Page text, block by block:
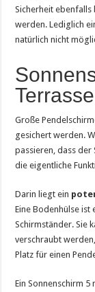
Sicherheit
werden. Lediglich
natürlich nicht
Große
gesichert werden.
passieren, dass der
die eigentliche
Darin liegt ein
Eine Bodenhülse ist
Schirmständer. Sie
verschraubt
Platz für einen
Ein Sonnenschirm